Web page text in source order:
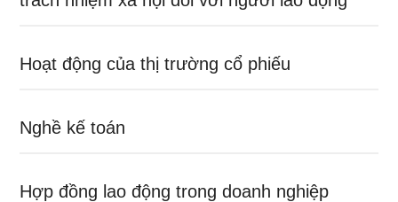
Hoạt động của thị trường cổ phiếu
Nghề kế toán
Hợp đồng lao động trong doanh nghiệp